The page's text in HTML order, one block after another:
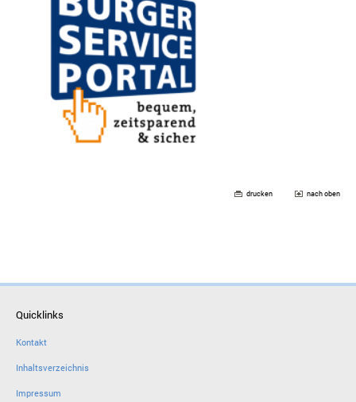
drucken nach oben
Quicklinks
Kontakt
Inhaltsverzeichnis
Impressum